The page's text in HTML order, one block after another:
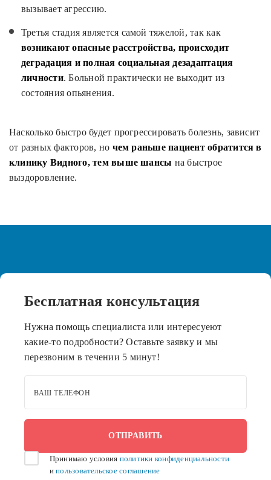
вызывает агрессию.
Третья стадия является самой тяжелой, так как
возникают опасные расстройства, происходит
деградация и полная социальная дезадаптация
личности. Больной практически не выходит из
состояния опьянения.
Насколько быстро будет прогрессировать болезнь, зависит
от разных факторов, но чем раньше пациент обратится в
клинику Видного, тем выше шансы на быстрое
выздоровление.
Бесплатная консультация
Нужна помощь специалиста или интересуеют
какие-то подробности? Оставьте заявку и мы
перезвоним в течении 5 минут!
ВАШ ТЕЛЕФОН
Принимаю условия политики конфиденциальности
ипользовательское соглашение